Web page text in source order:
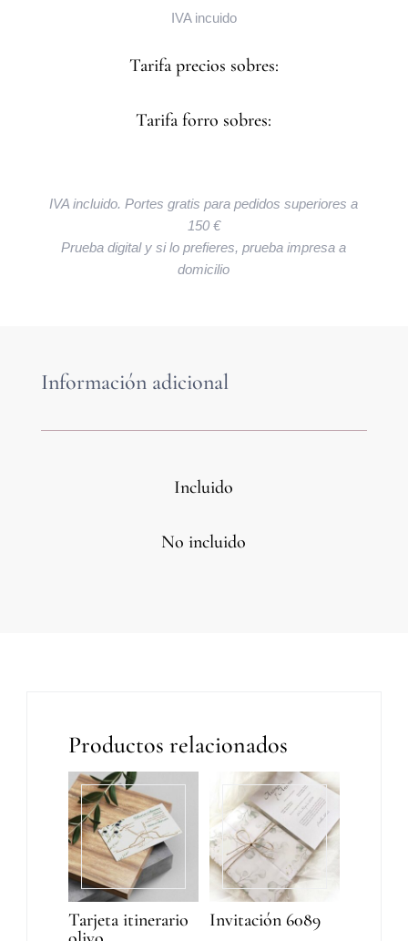
IVA incuido
Tarifa precios sobres:
Tarifa forro sobres:
IVA incluido. Portes gratis para pedidos superiores a
150 €
Prueba digital y si lo prefieres, prueba impresa a
domicilio
Información adicional
Incluido
No incluido
Productos relacionados
Tarjeta itinerario
Invitación 6089